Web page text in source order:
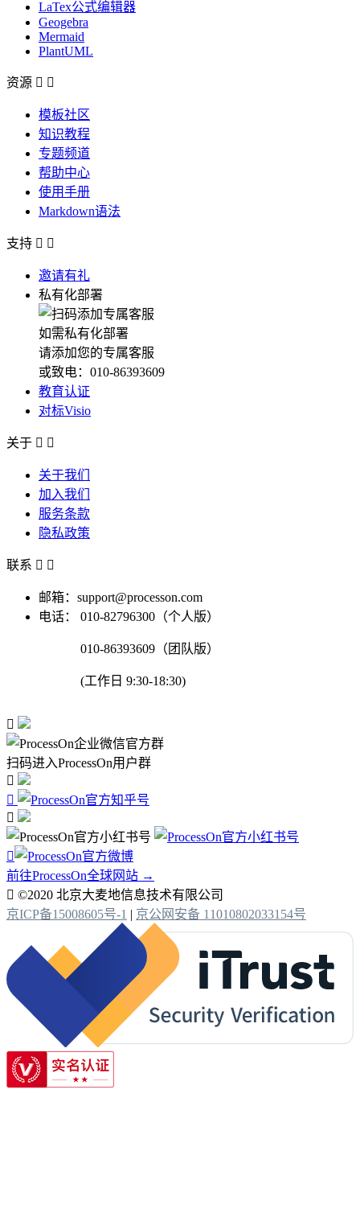
LaTex公式编辑器
Geogebra
Mermaid
PlantUML
资源  
模板社区
知识教程
专题频道
帮助中心
使用手册
Markdown语法
支持  
邀请有礼
私有化部署
如需私有化部署
请添加您的专属客服
或致电：010-86393609
教育认证
对标Visio
关于  
关于我们
加入我们
服务条款
隐私政策
联系  
邮箱：support@processon.com
电话：
010-82796300（个人版）
010-86393609（团队版）
(工作日 9:30-18:30)

扫码进入ProcessOn用户群




前往ProcessOn全球网站 →
 ©2020 北京大麦地信息技术有限公司
京ICP备15008605号-1 | 京公网安备 11010802033154号